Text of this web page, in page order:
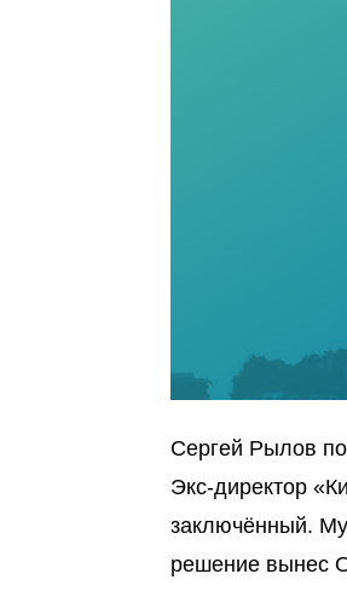
Сергей Рылов
Экс-директор
заключённый.
решение вынес